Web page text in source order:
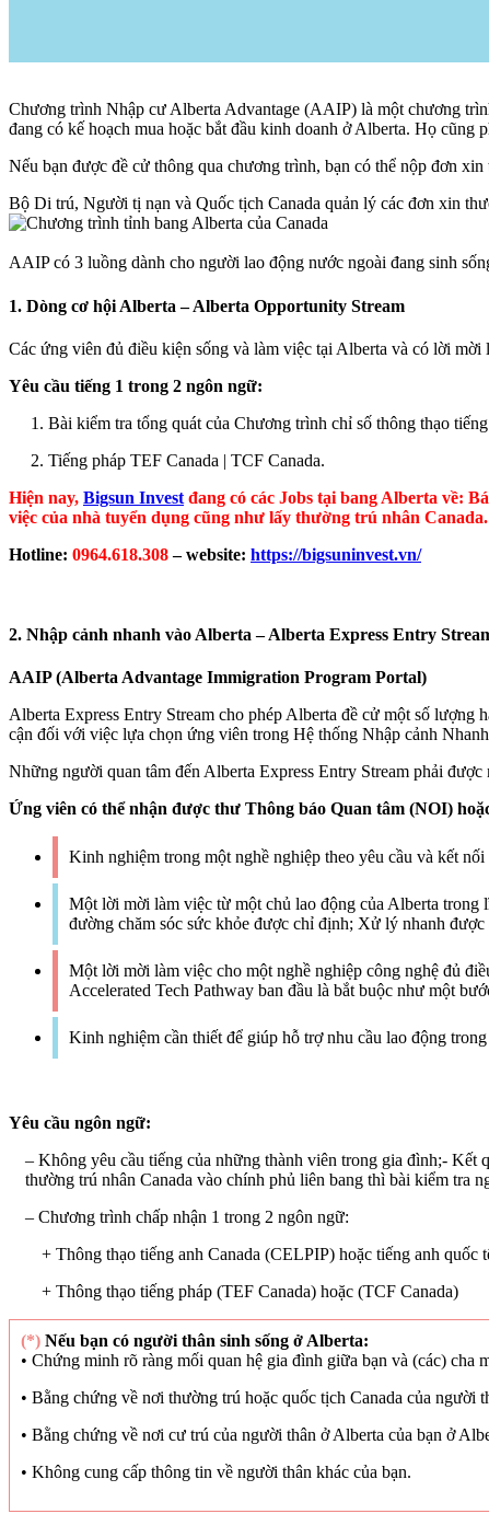
Chương trình Nhập cư Alberta Advantage (AAIP) là một chương
đang có kế hoạch mua hoặc bắt đầu kinh doanh ở Alberta. Họ
Nếu bạn được đề cử thông qua chương trình, bạn có thể nộp đơn
Bộ Di trú, Người tị nạn và Quốc tịch Canada quản lý các đơn xin
AAIP có 3 luồng dành cho người lao động nước ngoài đang sinh
1. Dòng cơ hội Alberta – Alberta Opportunity Stream
Các ứng viên đủ điều kiện sống và làm việc tại Alberta và có lời
Yêu cầu tiếng 1 trong 2 ngôn ngữ:
1. Bài kiểm tra tổng quát của Chương trình chỉ số thông thạo
2. Tiếng pháp TEF Canada | TCF Canada.
Hiện nay, Bigsun Invest đang có các Jobs tại bang Alberta về:
việc của nhà tuyển dụng cũng như lấy thường trú nhân Canada.
Hotline: 0964.618.308– website: https://bigsuninvest.vn/
2. Nhập cảnh nhanh vào Alberta – Alberta Express Entry
AAIP (Alberta Advantage Immigration Program Portal)
Alberta Express Entry Stream cho phép Alberta đề cử một số lượng
cận đối với việc lựa chọn ứng viên trong Hệ thống Nhập cảnh
Những người quan tâm đến Alberta Express Entry Stream phải
Ứng viên có thể nhận được thư Thông báo Quan tâm (NOI)
Kinh nghiệm trong một nghề nghiệp theo yêu cầu và kết
Một lời mời làm việc từ một chủ lao động của Alberta trong
đường chăm sóc sức khỏe được chỉ định; Xử lý nhanh được
Một lời mời làm việc cho một nghề nghiệp công nghệ đủ
Accelerated Tech Pathway ban đầu là bắt buộc như một
Kinh nghiệm cần thiết để giúp hỗ trợ nhu cầu lao động
Yêu cầu ngôn ngữ:
– Không yêu cầu tiếng của những thành viên trong gia đình;- Kết
thường trú nhân Canada vào chính phủ liên bang thì bài kiểm tra
– Chương trình chấp nhận 1 trong 2 ngôn ngữ:
+ Thông thạo tiếng anh Canada (CELPIP) hoặc tiếng anh quốc
+ Thông thạo tiếng pháp (TEF Canada) hoặc (TCF Canada)
(*) Nếu bạn có người thân sinh sống ở Alberta:
• Chứng minh rõ ràng mối quan hệ gia đình giữa bạn và (các)
• Bằng chứng về nơi thường trú hoặc quốc tịch Canada của người
• Bằng chứng về nơi cư trú của người thân ở Alberta của bạn ở
• Không cung cấp thông tin về người thân khác của bạn.